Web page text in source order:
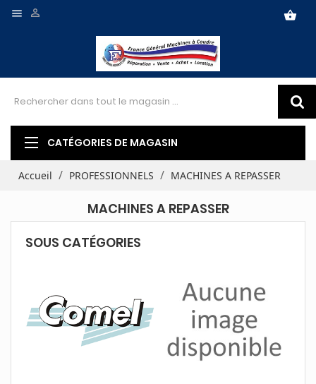
 shopping_basket

CATÉGORIES DE MAGASIN
Accueil PROFESSIONNELS MACHINES A REPASSER
MACHINES A REPASSER
SOUS CATÉGORIES